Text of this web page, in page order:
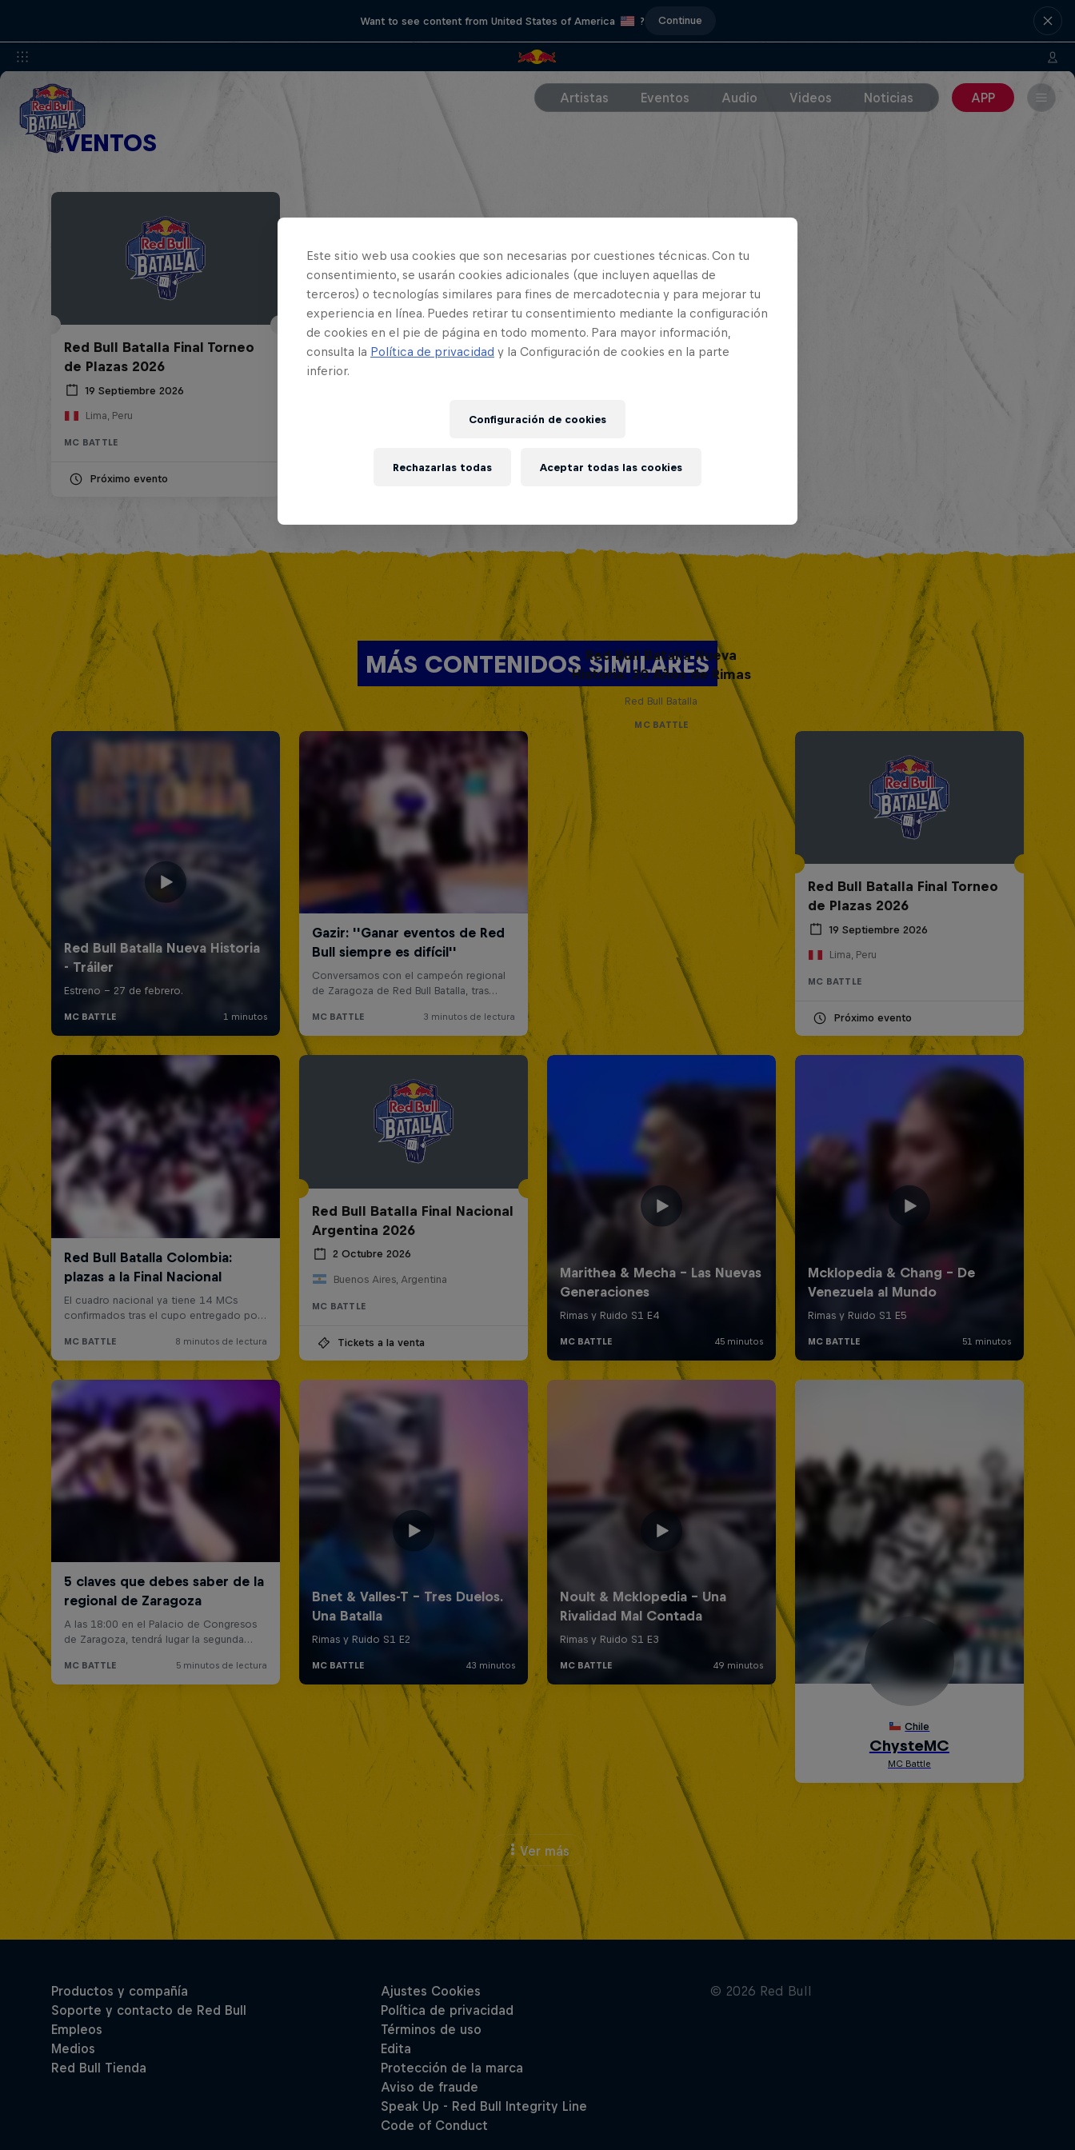
Want to see content from United States of America ? Continue
Artistas Eventos Audio Videos Noticias APP
EVENTOS
Red Bull Batalla Final Torneo
de Plazas 2026
19 Septiembre 2026
Lima, Peru
MC BATTLE
Próximo evento
MÁS CONTENIDOS SIMILARES
Red Bull Batalla Nueva
Historia: 20 Años de Rimas
Red Bull Batalla
MC BATTLE
Red Bull Batalla Final Torneo
de Plazas 2026
19 Septiembre 2026
Lima, Peru
MC BATTLE
Próximo evento
Red Bull Batalla Final Nacional
Argentina 2026
2 Octubre 2026
Buenos Aires, Argentina
MC BATTLE
Tickets a la venta
Ver más
Este sitio web usa cookies que son necesarias por cuestiones técnicas. Con tu
consentimiento, se usarán cookies adicionales (que incluyen aquellas de
terceros) o tecnologías similares para fines de mercadotecnia y para mejorar tu
experiencia en línea. Puedes retirar tu consentimiento mediante la configuración
de cookies en el pie de página en todo momento. Para mayor información,
consulta la Política de privacidad y la Configuración de cookies en la parte
inferior.
Configuración de cookies
Rechazarlas todas Aceptar todas las cookies